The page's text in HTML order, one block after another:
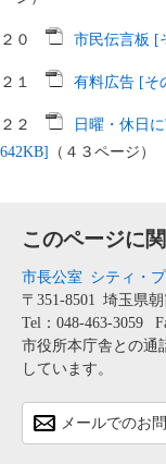
２０ 市民伝言板 [
２１ 有料広告 [そ
２２
日曜・休日
642KB]
（４３ページ）
このページに
市長公室 シティ・
〒351-8501 埼玉県
Tel：048-463-3059
市役所本庁舎との通
しています。
メールでのお